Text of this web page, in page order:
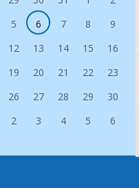
5 6 7 8
9
12 13 14 15
16
19 20 21 22
23
26 27 28 29
30
2 3 4 5 6